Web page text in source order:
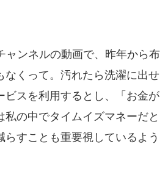
ンネルの動画で、昨年から布
なくって。汚れたら洗濯に出せ
スを利用するとし、「お金が
の中でタイムイズマネーだと
すことも重要視しているよう